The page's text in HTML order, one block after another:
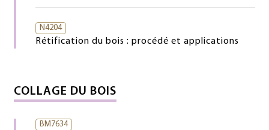
N4204
Rétification du bois : procédé et applications
COLLAGE DU BOIS
BM7634